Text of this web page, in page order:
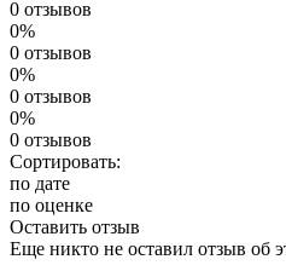
0 отзывов
0%
0 отзывов
0%
0 отзывов
0%
0 отзывов
Сортировать:
по дате
по оценке
Оставить отзыв
Еще никто не оставил отзыв об